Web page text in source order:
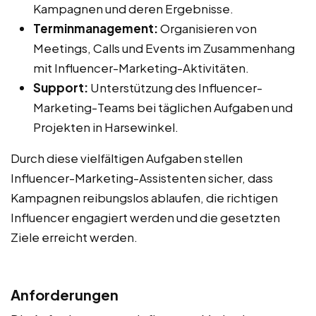
Kampagnen und deren Ergebnisse.
Terminmanagement:Organisieren von
Meetings, Calls und Events im Zusammenhang
mit Influencer-Marketing-Aktivitäten.
Support: Unterstützung des Influencer-
Marketing-Teams bei täglichen Aufgaben und
Projekten in Harsewinkel.
Durch diese vielfältigen Aufgaben stellen
Influencer-Marketing-Assistenten sicher, dass
Kampagnen reibungslos ablaufen, die richtigen
Influencer engagiert werden und die gesetzten
Ziele erreicht werden.
Anforderungen